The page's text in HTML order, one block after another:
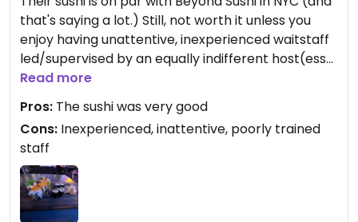
that's saying a lot.) Still, not worth it unless you
enjoy having unattentive, inexperienced waitstaff
led/supervised by an equally indifferent host(ess).
P.S. : they only accept Visa or Mastercard, so you
may want to inform the staff of same, as they
themselves are clearly not aware, and which only
became evident after 3 failed attempts to pay
with Discover. Also, make sure you are able to
communicate clearly in French, as it seems it is
too inconvenient for them to attempt even the
most basic English, which is surprising to find in any
Read more
Pros: The sushi was very good
Cons: Inexperienced, inattentive, poorly trained
staff